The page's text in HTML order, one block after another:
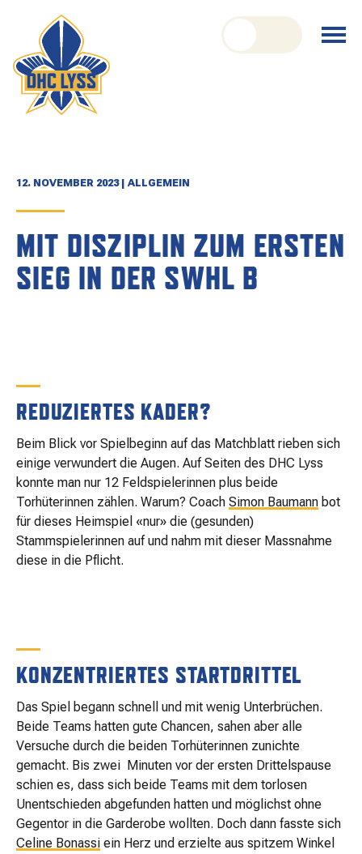
Menü
öffnen
schliessen
CLUB
GESCHICHTE
TEAM
SPIELPLAN
AKTUELLES
SPONSOREN
KONTAKT
12. NOVEMBER 2023 | ALLGEMEIN
MIT DISZIPLIN ZUM ERSTEN
SIEG IN DER SWHL B
REDUZIERTES KADER?
Beim Blick vor Spielbeginn auf das Matchblatt rieben sich
einige verwundert die Augen. Auf Seiten des DHC Lyss
konnte man nur 12 Feldspielerinnen plus beide
Torhüterinnen zählen. Warum? Coach Simon Baumann bot
für dieses Heimspiel «nur» die (gesunden)
Stammspielerinnen auf und nahm mit dieser Massnahme
diese in die Pflicht.
KONZENTRIERTES STARTDRITTEL
Das Spiel begann schnell und mit wenig Unterbrüchen.
Beide Teams hatten gute Chancen, sahen aber alle
Versuche durch die beiden Torhüterinnen zunichte
gemacht. Bis zwei Minuten vor der ersten Drittelspause
schien es, dass sich beide Teams mit dem torlosen
Unentschieden abgefunden hatten und möglichst ohne
Gegentor in die Garderobe wollten. Doch dann fasste sich
Celine Bonassi ein Herz und erzielte aus spitzem Winkel